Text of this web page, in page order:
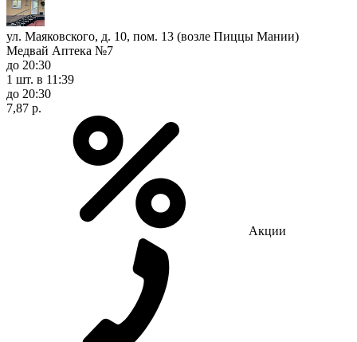
ул. Маяковского, д. 10, пом. 13 (возле Пиццы Мании)
Медвай Аптека №7
до 20:30
1 шт. в 11:39
до 20:30
7,87 р.
Акции